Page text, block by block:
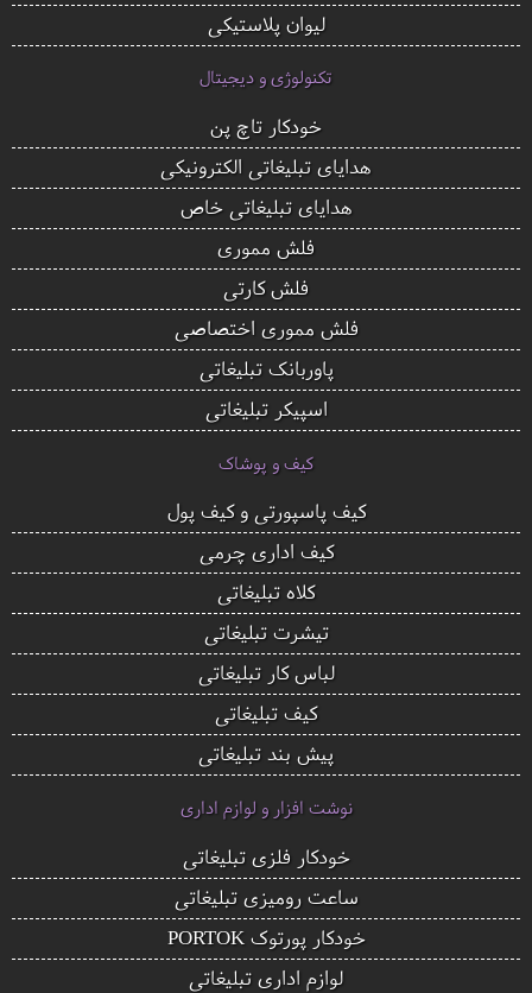
لیوان پلاستیکی
تکنولوژی و دیجیتال
خودکار تاچ پن
هدایای تبلیغاتی الکترونیکی
هدایای تبلیغاتی خاص
فلش مموری
فلش کارتی
فلش مموری اختصاصی
پاوربانک تبلیغاتی
اسپیکر تبلیغاتی
کیف و پوشاک
کیف پاسپورتی و کیف پول
کیف اداری چرمی
کلاه تبلیغاتی
تیشرت تبلیغاتی
لباس کار تبلیغاتی
کیف تبلیغاتی
پیش بند تبلیغاتی
نوشت افزار و لوازم اداری
خودکار فلزی تبلیغاتی
ساعت رومیزی تبلیغاتی
خودکار پورتوک PORTOK
لوازم اداری تبلیغاتی